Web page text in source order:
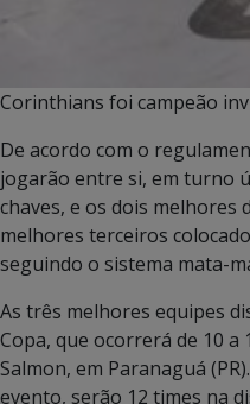
Corinthians foi campeão
De acordo com o
jogarão entre si, em turno
chaves, e os dois melhores
melhores terceiros
seguindo o sistema mata-
As três melhores equipes
Copa, que ocorrerá de 10 a
Salmon, em Paranaguá
evento, serão 12 times na